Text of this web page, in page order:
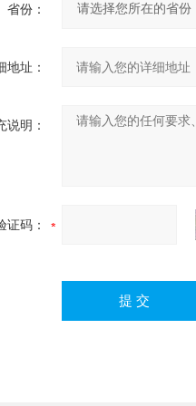
省份：
地址：
说明：
证码：